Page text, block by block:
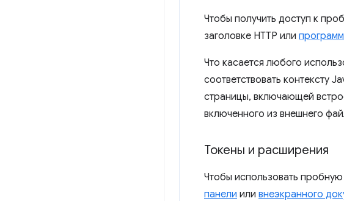
Чтобы получить доступ к
заголовке HTTP или
Что касается любого
соответствовать контексту
страницы, включающей
включенного из внешнего
Токены и расширения
Чтобы использовать
панели или внеэкранного